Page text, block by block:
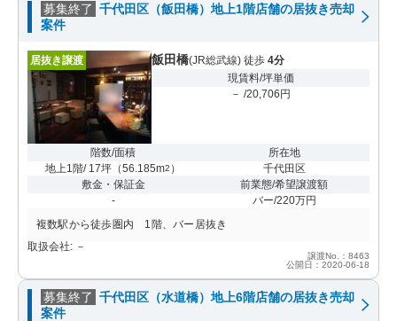
募集終了 千代田区（飯田橋）地上1階店舗の居抜き売却
案件
居抜き譲渡 飯田橋(JR総武線) 徒歩 4分
現賃料/坪単価
－ /20,706円
階数/面積
地上1階/ 17坪 （56.185m2 ）
所在地
千代田区
敷金・保証金
-
前業態/希望譲渡額
バー/220万円
複数駅から徒歩圏内 1階、バー居抜き
取扱会社: －
譲渡No.：8463
公開日：2020-06-18
募集終了 千代田区（水道橋）地上6階店舗の居抜き売却
案件